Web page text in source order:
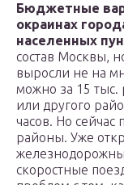
Бюджетные
окраинах
населенных
состав Москвы,
выросли не на
можно за 15 тыс.
или другого
часов. Но сейчас
районы. Уже
скоростные